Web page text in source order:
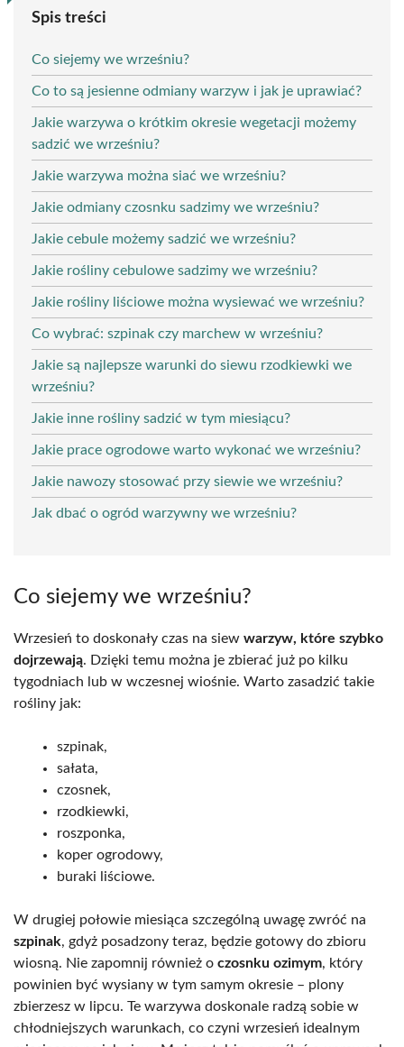
Spis treści
Co siejemy we wrześniu?
Co to są jesienne odmiany warzyw i jak je uprawiać?
Jakie warzywa o krótkim okresie wegetacji możemy
sadzić we wrześniu?
Jakie warzywa można siać we wrześniu?
Jakie odmiany czosnku sadzimy we wrześniu?
Jakie cebule możemy sadzić we wrześniu?
Jakie rośliny cebulowe sadzimy we wrześniu?
Jakie rośliny liściowe można wysiewać we wrześniu?
Co wybrać: szpinak czy marchew w wrześniu?
Jakie są najlepsze warunki do siewu rzodkiewki we
wrześniu?
Jakie inne rośliny sadzić w tym miesiącu?
Jakie prace ogrodowe warto wykonać we wrześniu?
Jakie nawozy stosować przy siewie we wrześniu?
Jak dbać o ogród warzywny we wrześniu?
Co siejemy we wrześniu?
Wrzesień to doskonały czas na siew warzyw, które szybko
dojrzewają. Dzięki temu można je zbierać już po kilku
tygodniach lub w wczesnej wiośnie. Warto zasadzić takie
rośliny jak:
szpinak,
sałata,
czosnek,
rzodkiewki,
roszponka,
koper ogrodowy,
buraki liściowe.
W drugiej połowie miesiąca szczególną uwagę zwróć na
szpinak, gdyż posadzony teraz, będzie gotowy do zbioru
wiosną. Nie zapomnij również o czosnku ozimym, który
powinien być wysiany w tym samym okresie – plony
zbierzesz w lipcu. Te warzywa doskonale radzą sobie w
chłodniejszych warunkach, co czyni wrzesień idealnym